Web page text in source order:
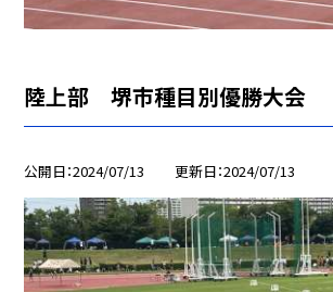
陸上部 堺市種目別優勝大会
公開日 2024/07/13 更新日 2024/07/13